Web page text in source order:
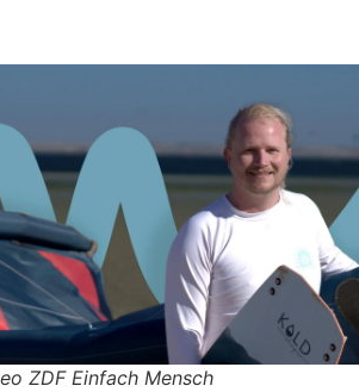
ZDF Einfach Mensch